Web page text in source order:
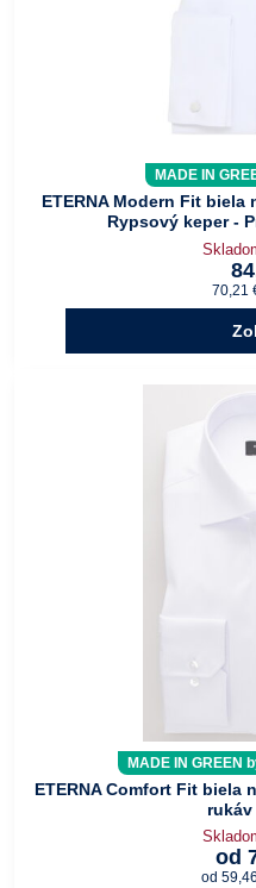
MADE IN
ETERNA Modern Fit
Rypsový keper -
70,21
MADE IN GREEN
ETERNA Comfort Fit biela
od
od